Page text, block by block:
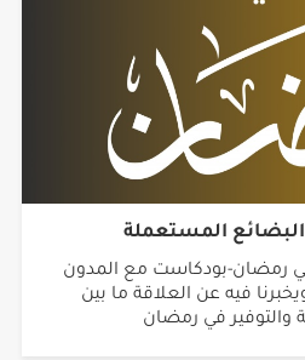
المستعملة
رمضان-بودكاست مع المدون
فيه عن العلاقة ما بين
والتوفير في رمضان